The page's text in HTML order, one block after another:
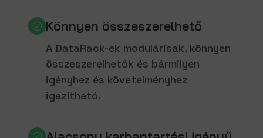
Könnyen összeszerelhető
A DataRack-ek modulárisak, könnyen
összeszerelhetők és bármilyen
igényhez és követelményhez
igazítható.